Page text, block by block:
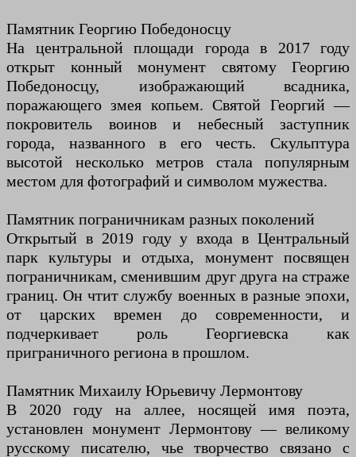
Памятник Георгию Победоносцу
На центральной площади города в 2017 году
открыт конный монумент святому Георгию
Победоносцу, изображающий всадника,
поражающего змея копьем. Святой Георгий —
покровитель воинов и небесный заступник
города, названного в его честь. Скульптура
высотой несколько метров стала популярным
местом для фотографий и символом мужества.
Памятник пограничникам разных поколений
Открытый в 2019 году у входа в Центральный
парк культуры и отдыха, монумент посвящен
пограничникам, сменившим друг друга на страже
границ. Он чтит службу военных в разные эпохи,
от царских времен до современности, и
подчеркивает роль Георгиевска как
приграничного региона в прошлом.
Памятник Михаилу Юрьевичу Лермонтову
В 2020 году на аллее, носящей имя поэта,
установлен монумент Лермонтову — великому
русскому писателю, чье творчество связано с